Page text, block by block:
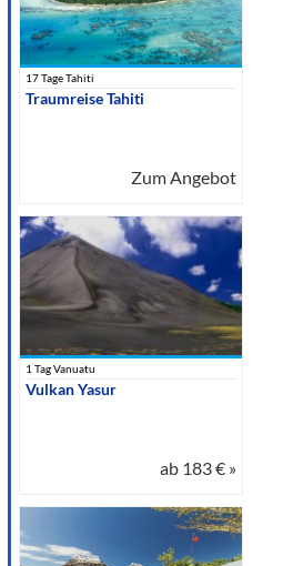
17 Tage Tahiti
Traumreise Tahiti
Zum Angebot
1 Tag Vanuatu
Vulkan Yasur
ab 183 € »